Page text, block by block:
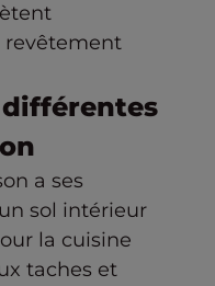
revêtement
a ses
sol intérieur
la cuisine
taches et